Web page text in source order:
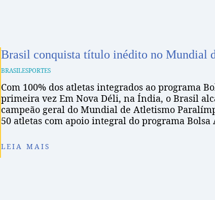
Brasil conquista título inédito no Mundial
BRASILESPORTES
Com 100% dos atletas integrados ao programa
primeira vez Em Nova Déli, na Índia, o Brasil
campeão geral do Mundial de Atletismo
50 atletas com apoio integral do programa
LEIA MAIS